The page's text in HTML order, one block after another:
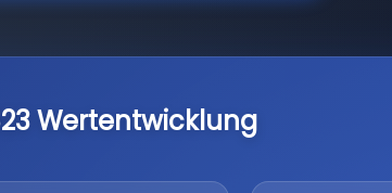
Wertentwicklung